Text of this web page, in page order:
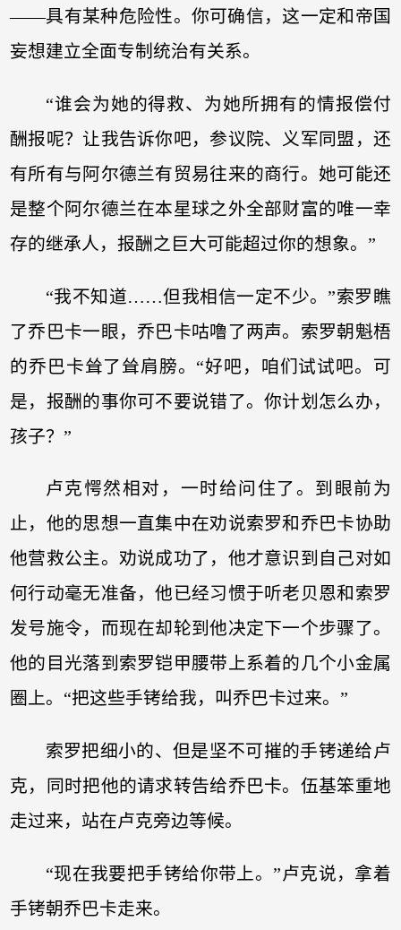
——具有某种危险性。你可确信，这一定和帝国
妄想建立全面专制统治有关系。
“谁会为她的得救、为她所拥有的情报偿付
酬报呢？让我告诉你吧，参议院、义军同盟，还
有所有与阿尔德兰有贸易往来的商行。她可能还
是整个阿尔德兰在本星球之外全部财富的唯一幸
存的继承人，报酬之巨大可能超过你的想象。”
“我不知道……但我相信一定不少。”索罗瞧
了乔巴卡一眼，乔巴卡咕噜了两声。索罗朝魁梧
的乔巴卡耸了耸肩膀。“好吧，咱们试试吧。可
是，报酬的事你可不要说错了。你计划怎么办，
孩子？”
卢克愕然相对，一时给问住了。到眼前为
止，他的思想一直集中在劝说索罗和乔巴卡协助
他营救公主。劝说成功了，他才意识到自己对如
何行动毫无准备，他已经习惯于听老贝恩和索罗
发号施令，而现在却轮到他决定下一个步骤了。
他的目光落到索罗铠甲腰带上系着的几个小金属
圈上。“把这些手铐给我，叫乔巴卡过来。”
索罗把细小的、但是坚不可摧的手铐递给卢
克，同时把他的请求转告给乔巴卡。伍基笨重地
走过来，站在卢克旁边等候。
“现在我要把手铐给你带上。”卢克说，拿着
手铐朝乔巴卡走来。